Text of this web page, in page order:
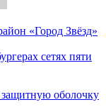
«Город Звёзд»
сетях пяти
оболочку